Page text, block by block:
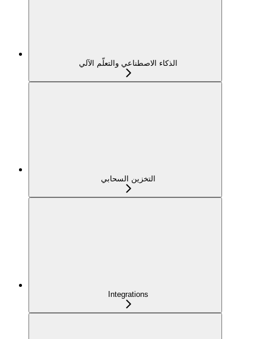
الذكاء الاصطناعي والتعلّم الآلي
التخزين السحابي
Integrations